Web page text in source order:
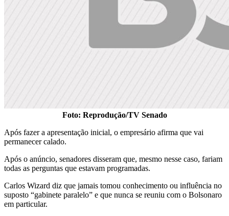
Foto: Reprodução/TV Senado
Após fazer a apresentação inicial, o empresário afirma que vai
permanecer calado.
Após o anúncio, senadores disseram que, mesmo nesse caso, fariam
todas as perguntas que estavam programadas.
Carlos Wizard diz que jamais tomou conhecimento ou influência no
suposto “gabinete paralelo” e que nunca se reuniu com o Bolsonaro
em particular.